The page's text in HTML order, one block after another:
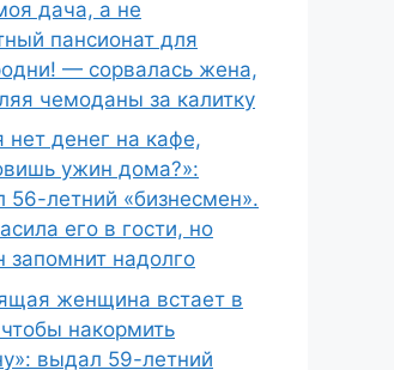
дача, а не
пансионат для
— сорвалась жена,
чемоданы за калитку
нет денег на кафе,
ужин дома?»:
56-летний «бизнесмен».
его в гости, но
запомнит надолго
женщина встает в
накормить
выдал 59-летний